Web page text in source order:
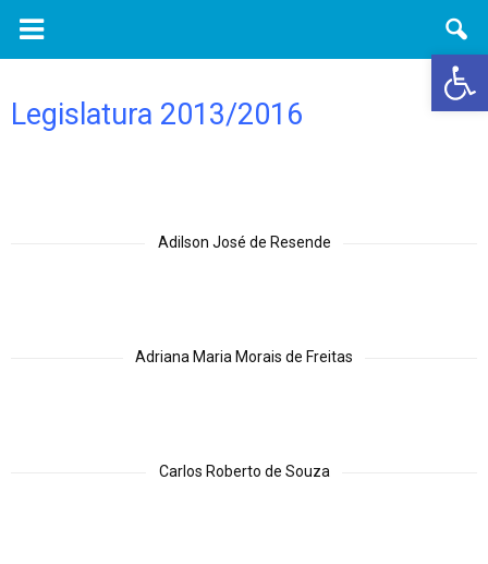
Legislatura 2013/2016
Adilson José de Resende
Adriana Maria Morais de Freitas
Carlos Roberto de Souza